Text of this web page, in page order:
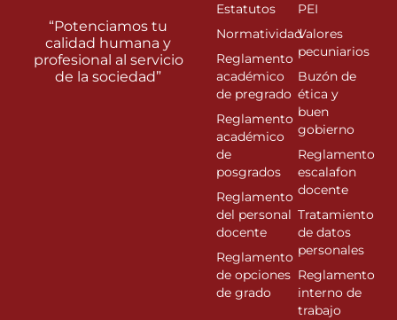
“Potenciamos tu
calidad humana y
profesional al servicio
de la sociedad”
Estatutos
Normatividad
Reglamento
académico
de pregrado
Reglamento
académico
de
posgrados
Reglamento
del personal
docente
Reglamento
de opciones
de grado
PEI
Valores
pecuniarios
Buzón de
ética y
buen
gobierno
Reglamento
escalafon
docente
Tratamiento
de datos
personales
Reglamento
interno de
trabajo